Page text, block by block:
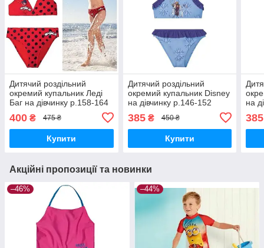
Дитячий роздільний
окремий купальник Леді
Баг на дівчинку р.158-164
400 ₴ 475 ₴
Купити
Дитячий роздільний
окремий купальник Disney
на дівчинку р.146-152
385₴ 450 ₴
Купити
на
385
Акційні пропозиції та новинки
–46% –44%